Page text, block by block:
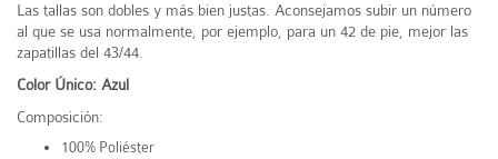
Las tallas son dobles y más bien justas. Aconsejamos subir un número
al que se usa normalmente, por ejemplo, para un 42 de pie, mejor las
zapatillas del 43/44.
Color Único: Azul
Composición:
100% Poliéster